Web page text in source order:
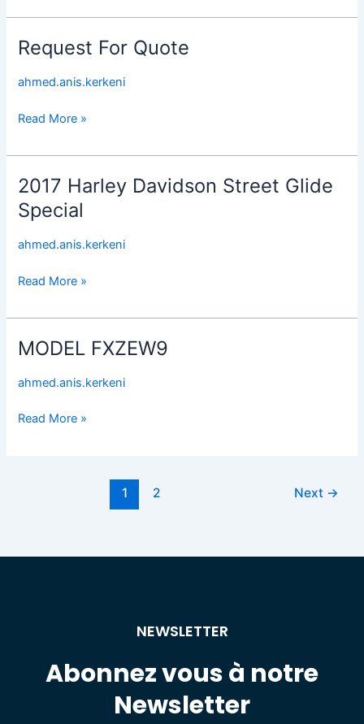
Request For Quote
ahmed.anis.kerkeni
Request
Quote
Read More »
2017 Harley Davidson Street Glide
Special
ahmed.anis.kerkeni
2017
Harley
Davidson
Street
Special
Read More »
MODEL FXZEW9
ahmed.anis.kerkeni
MODEL
Read More »
1 2 Next →
NEWSLETTER
Abonnez vous à notre
Newsletter